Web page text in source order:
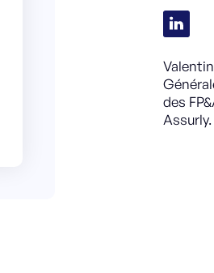
des
Assurly.